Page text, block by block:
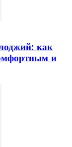
как
и